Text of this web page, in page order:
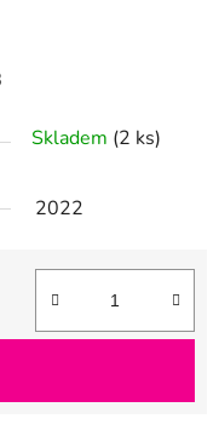
Skladem (2 ks)
2022